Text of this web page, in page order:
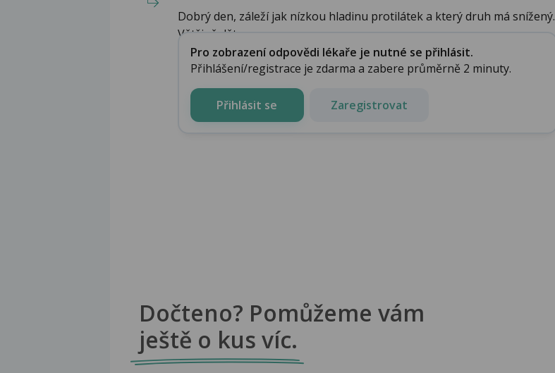
Dobrý den, záleží jak nízkou hladinu protilátek a který druh má snížený.
Většině děte...
Pro zobrazení odpovědi lékaře je nutné se přihlásit.
Přihlášení/registrace je zdarma a zabere průměrně 2 minuty.
Přihlásit se Zaregistrovat
Dočteno? Pomůžeme vám
ještě o kus víc.